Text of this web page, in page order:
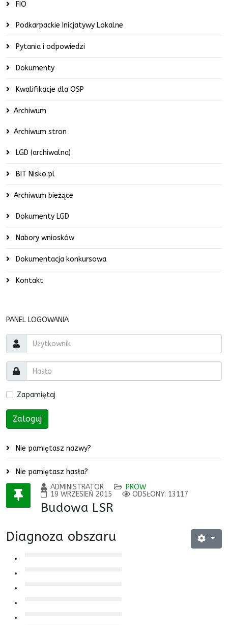
FIO
Podkarpackie Inicjatywy Lokalne
Pytania i odpowiedzi
Dokumenty
Kwalifikacje dla OSP
Archiwum
Archiwum stron
LGD (archiwalna)
BIT Nisko.pl
Archiwum bieżące
Dokumenty LGD
Nabory wniosków
Dokumentacja konkursowa
Kontakt
PANEL LOGOWANIA
Zapamiętaj
Zaloguj
Nie pamiętasz nazwy?
Nie pamiętasz hasła?
ADMINISTRATOR
PROW
19 WRZESIEŃ 2015
ODSŁONY: 13117
Budowa LSR
Diagnoza obszaru